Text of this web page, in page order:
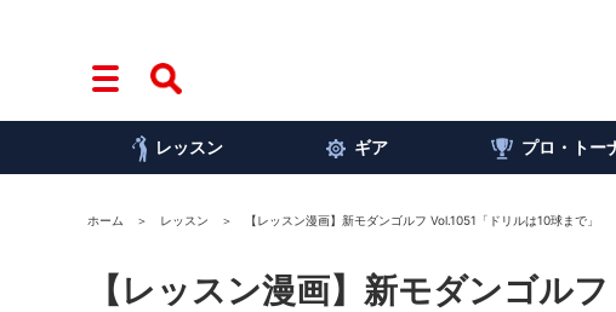
レッスン ギア プロ・トー
ホーム レッスン 【レッスン漫画】新モダンゴルフ Vol.1051「ドリルは10球まで」
【レッスン漫画】新モダンゴル